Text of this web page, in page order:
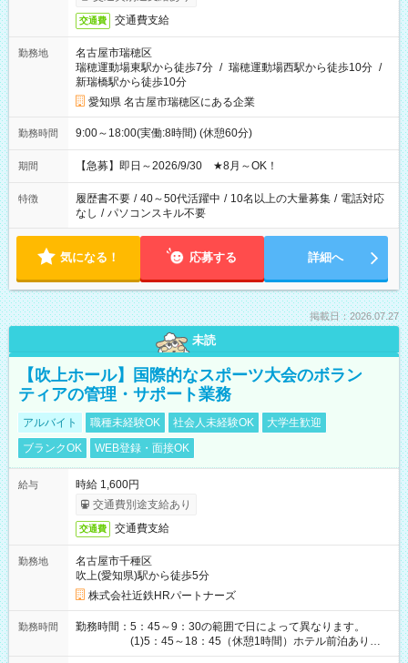
交通費 交通費支給
勤務地
名古屋市瑞穂区
瑞穂運動場東駅から徒歩7分 / 瑞穂運動場西駅から徒歩10分 /
新瑞橋駅から徒歩10分
愛知県 名古屋市瑞穂区にある企業
勤務時間 9:00～18:00(実働:8時間) (休憩60分)
期間 【急募】即日～2026/9/30 ★8月～OK！
特徴 履歴書不要 / 40～50代活躍中 / 10名以上の大量募集 / 電話対応
なし / パソコンスキル不要
気になる！ 応募する 詳細へ
掲載日：2026.07.27
未読
【吹上ホール】国際的なスポーツ大会のボラン
ティアの管理・サポート業務
アルバイト 職種未経験OK 社会人未経験OK
大学生歓迎
ブランクOK
WEB登録・面接OK
給与
時給 1,600円
交通費別途支給あり
交通費 交通費支給
勤務地
名古屋市千種区
吹上(愛知県)駅から徒歩5分
株式会社近鉄HRパートナーズ
勤務時間
勤務時間：5：45～9：30の範囲で日によって異なります。
(1)5：45～18：45（休憩1時間）ホテル前泊あり！
(2)6：00～19：00（休憩1時間）ホテル前泊あり！